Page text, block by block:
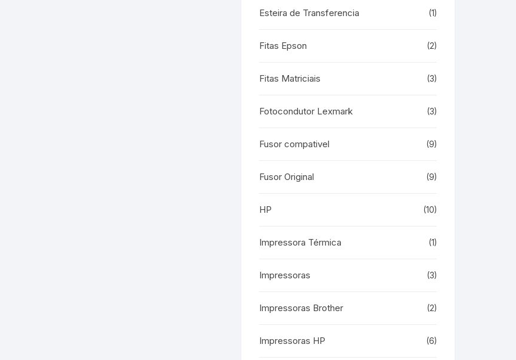
Esteira de Transferencia (1)
Fitas Epson (2)
Fitas Matriciais (3)
Fotocondutor Lexmark (3)
Fusor compativel (9)
Fusor Original (9)
HP (10)
Impressora Térmica (1)
Impressoras (3)
Impressoras Brother (2)
Impressoras HP (6)